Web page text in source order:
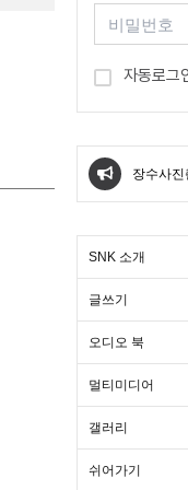
자동로그
장학생
장수사
복 웨딩
아고다
본 포함새
아고다
할인받는
여수 여행 코
트립닷컴
SNK 소개
글쓰기
오디오 북
멀티미디어
갤러리
쉬어가기